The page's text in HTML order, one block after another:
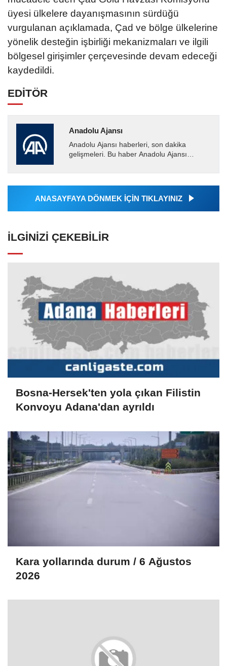
üyesi ülkelere dayanışmasının sürdüğü
vurgulanan açıklamada, Çad ve bölge ülkelerine
yönelik desteğin işbirliği mekanizmaları ve ilgili
bölgesel girişimler çerçevesinde devam edeceği
kaydedildi.
EDİTÖR
Anadolu Ajansı
Anadolu Ajansı haberleri, son dakika
gelişmeleri. Bu haber Anadolu Ajansı
tarafından geçilen tüm...
ANASAYFAYA DÖNMEK İÇİN TIKLAYINIZ
İLGINIZI ÇEKEBILIR
Bosna-Hersek'ten yola çıkan Filistin
Konvoyu Adana'dan ayrıldı
Kara yollarında durum / 6 Ağustos
2026